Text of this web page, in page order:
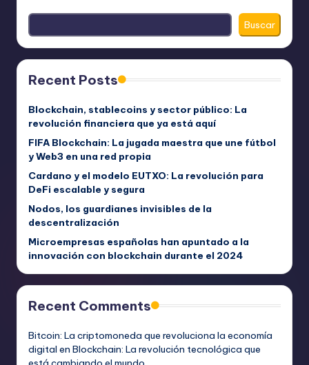
Buscar
Recent Posts
Blockchain, stablecoins y sector público: La
revolución financiera que ya está aquí
FIFA Blockchain: La jugada maestra que une fútbol
y Web3 en una red propia
Cardano y el modelo EUTXO: La revolución para
DeFi escalable y segura
Nodos, los guardianes invisibles de la
descentralización
Microempresas españolas han apuntado a la
innovación con blockchain durante el 2024
Recent Comments
Bitcoin: La criptomoneda que revoluciona la economía
digital en Blockchain: La revolución tecnológica que